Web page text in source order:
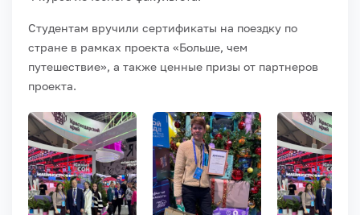
Студентам вручили сертификаты на поездку по
стране в рамках проекта «Больше, чем
путешествие», а также ценные призы от партнеров
проекта.